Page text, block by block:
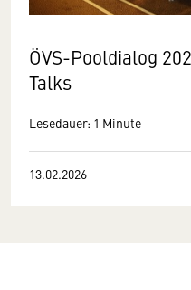
ÖVS-Pooldialog
Talks
Lesedauer: 1 Minute
13.02.2026